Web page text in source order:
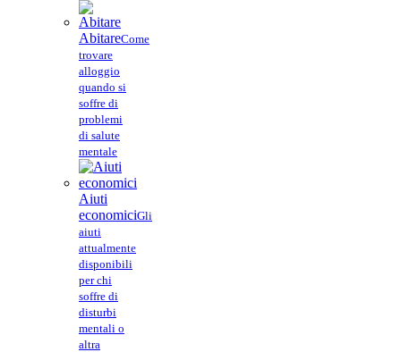
AbitareCome
trovare
alloggio
quando si
soffre di
problemi
di salute
mentale
Aiuti
economiciGli
aiuti
attualmente
disponibili
per chi
soffre di
disturbi
mentali o
altra